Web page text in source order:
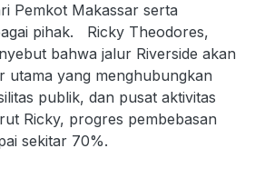
Pemkot Makassar serta
pihak. Ricky Theodores,
bahwa jalur Riverside akan
utama yang menghubungkan
publik, dan pusat aktivitas
Ricky, progres pembebasan
sekitar 70%.